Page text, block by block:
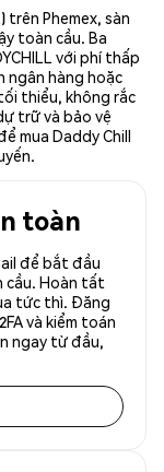
trên Phemex, sàn
toàn cầu. Ba
với phí thấp
ngân hàng hoặc
thiểu, không rắc
trữ và bảo vệ
mua Daddy Chill
toàn
để bắt đầu
cầu. Hoàn tất
tức thì. Đăng
và kiểm toán
ngay từ đầu,